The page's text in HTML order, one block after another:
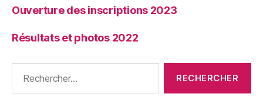
Ouverture des inscriptions 2023
Résultats et photos 2022